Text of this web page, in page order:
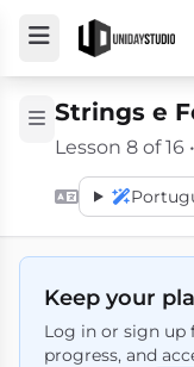
Strings e
Lesson 8 of 16
Keep your
Log in or sign up
progress, and